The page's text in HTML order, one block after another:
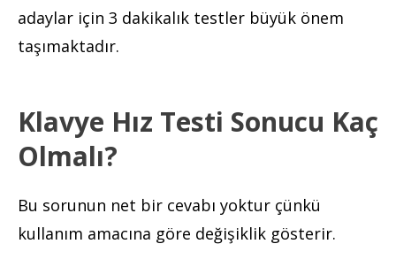
adaylar için 3 dakikalık testler büyük önem
taşımaktadır.
Klavye Hız Testi Sonucu Kaç
Olmalı?
Bu sorunun net bir cevabı yoktur çünkü
kullanım amacına göre değişiklik gösterir.